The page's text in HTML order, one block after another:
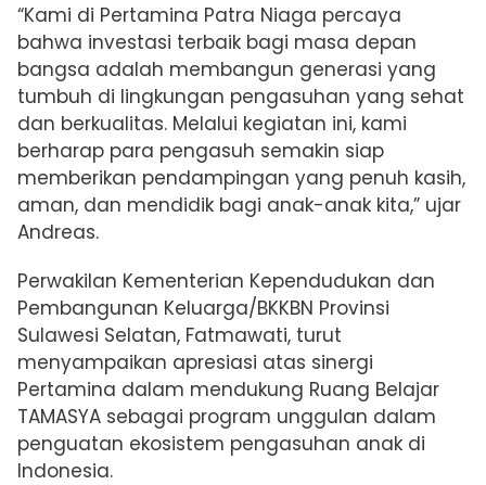
“Kami di Pertamina Patra Niaga percaya
bahwa investasi terbaik bagi masa depan
bangsa adalah membangun generasi yang
tumbuh di lingkungan pengasuhan yang sehat
dan berkualitas. Melalui kegiatan ini, kami
berharap para pengasuh semakin siap
memberikan pendampingan yang penuh kasih,
aman, dan mendidik bagi anak-anak kita,” ujar
Andreas.
Perwakilan Kementerian Kependudukan dan
Pembangunan Keluarga/BKKBN Provinsi
Sulawesi Selatan, Fatmawati, turut
menyampaikan apresiasi atas sinergi
Pertamina dalam mendukung Ruang Belajar
TAMASYA sebagai program unggulan dalam
penguatan ekosistem pengasuhan anak di
Indonesia.